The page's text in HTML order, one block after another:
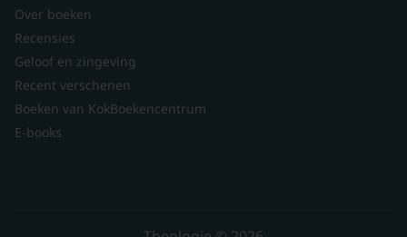
Over boeken
Recensies
Geloof en zingeving
Recent verschenen
Boeken van KokBoekencentrum
E-books